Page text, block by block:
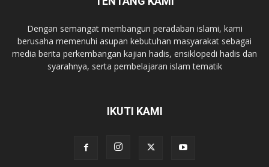
Dengan semangat membangun peradaban islami, kami
berusaha memenuhi asupan kebutuhan masyarakat sebagai
media berita perkembangan kajian hadis, ensiklopedi hadis dan
syarahnya, serta pembelajaran islam tematik
IKUTI KAMI